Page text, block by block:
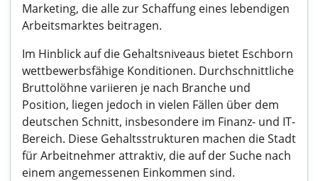
Marketing, die alle zur Schaffung eines lebendigen
Arbeitsmarktes beitragen.
Im Hinblick auf die Gehaltsniveaus bietet Eschborn
wettbewerbsfähige Konditionen. Durchschnittliche
Bruttolöhne variieren je nach Branche und
Position, liegen jedoch in vielen Fällen über dem
deutschen Schnitt, insbesondere im Finanz- und IT-
Bereich. Diese Gehaltsstrukturen machen die Stadt
für Arbeitnehmer attraktiv, die auf der Suche nach
einem angemessenen Einkommen sind.